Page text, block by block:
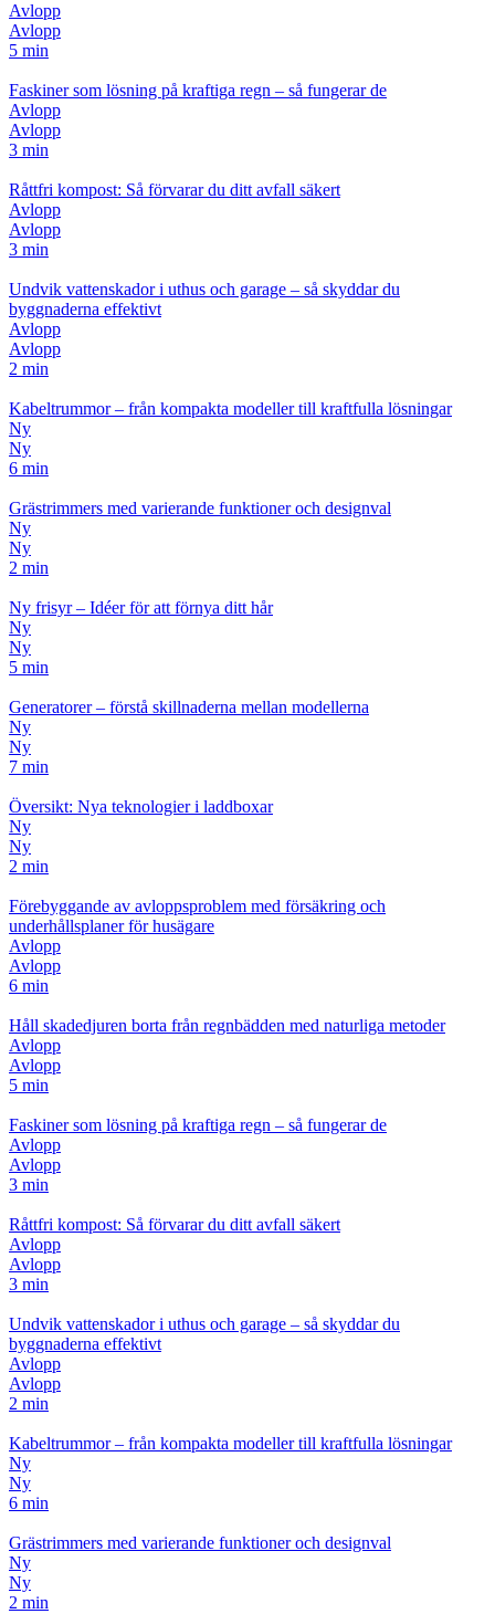
Avlopp
Avlopp
5 min
Faskiner som lösning på kraftiga regn – så fungerar de
Avlopp
Avlopp
3 min
Råttfri kompost: Så förvarar du ditt avfall säkert
Avlopp
Avlopp
3 min
Undvik vattenskador i uthus och garage – så skyddar du
byggnaderna effektivt
Avlopp
Avlopp
2 min
Kabeltrummor – från kompakta modeller till kraftfulla lösningar
Ny
Ny
6 min
Grästrimmers med varierande funktioner och designval
Ny
Ny
2 min
Ny frisyr – Idéer för att förnya ditt hår
Ny
Ny
5 min
Generatorer – förstå skillnaderna mellan modellerna
Ny
Ny
7 min
Översikt: Nya teknologier i laddboxar
Ny
Ny
2 min
Förebyggande av avloppsproblem med försäkring och
underhållsplaner för husägare
Avlopp
Avlopp
6 min
Håll skadedjuren borta från regnbädden med naturliga metoder
Avlopp
Avlopp
5 min
Faskiner som lösning på kraftiga regn – så fungerar de
Avlopp
Avlopp
3 min
Råttfri kompost: Så förvarar du ditt avfall säkert
Avlopp
Avlopp
3 min
Undvik vattenskador i uthus och garage – så skyddar du
byggnaderna effektivt
Avlopp
Avlopp
2 min
Kabeltrummor – från kompakta modeller till kraftfulla lösningar
Ny
Ny
6 min
Grästrimmers med varierande funktioner och designval
Ny
Ny
2 min